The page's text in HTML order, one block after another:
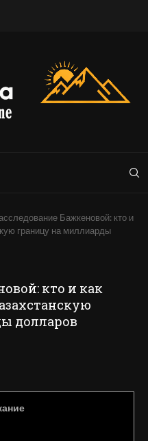
Бажкеновой: кто и
границу на миллиарды
кто и как
долларов